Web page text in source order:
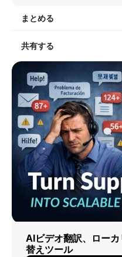
まとめる
共有する
AIビデオ翻訳、ロー
替えツール